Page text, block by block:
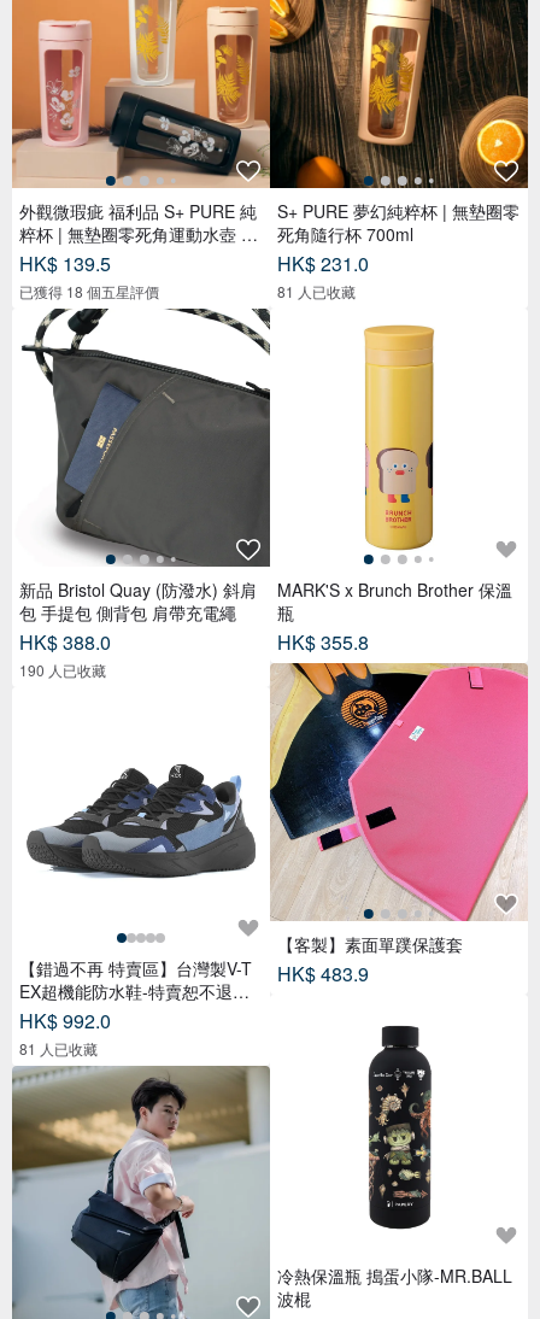
外觀微瑕疵 福利品 S+ PURE 純
粹杯 | 無墊圈零死角運動水壺 70
0m
HK$ 139.5
已獲得 18 個五星評價
新品 Bristol Quay (防潑水) 斜肩
包 手提包 側背包 肩帶充電繩
HK$ 388.0
190 人已收藏
【錯過不再 特賣區】台灣製V-T
EX超機能防水鞋-特賣恕不退換
貨
HK$ 992.0
81 人已收藏
S+ PURE 夢幻純粹杯 | 無墊圈零
死角隨行杯 700ml
HK$ 231.0
81 人已收藏
MARK'S x Brunch Brother 保溫
瓶
HK$ 355.8
【客製】素面單蹼保護套
HK$ 483.9
冷熱保溫瓶 搗蛋小隊-MR.BALL
波棍